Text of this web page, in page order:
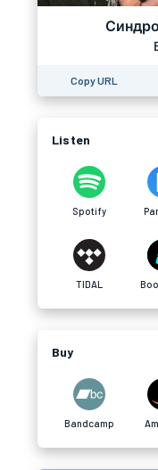
Copy URL
Listen
Spotify
TIDAL
Buy
Bandcamp